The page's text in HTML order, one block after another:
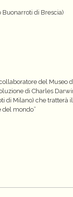
Buonarroti di Brescia)
del Museo
di Charles
di Milano) che tratterà
del mondo”